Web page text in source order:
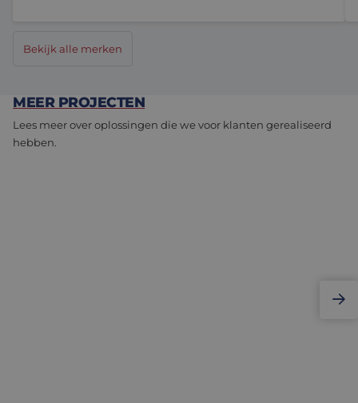
Bekijk alle merken
MEER PROJECTEN
Lees meer over oplossingen die we voor klanten gerealiseerd
hebben.